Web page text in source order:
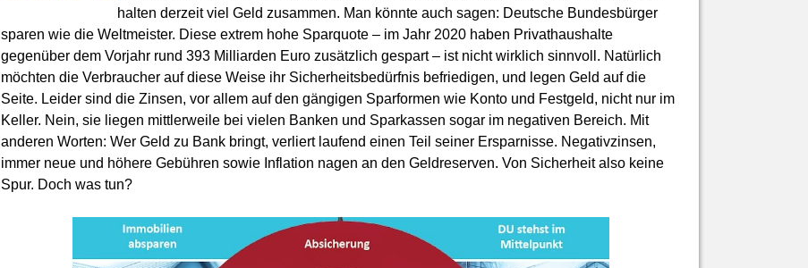
halten derzeit viel Geld zusammen. Man könnte auch sagen: Deutsche Bundesbürger
sparen wie die Weltmeister. Diese extrem hohe Sparquote – im Jahr 2020 haben Privathaushalte
gegenüber dem Vorjahr rund 393 Milliarden Euro zusätzlich gespart – ist nicht wirklich sinnvoll. Natürlich
möchten die Verbraucher auf diese Weise ihr Sicherheitsbedürfnis befriedigen, und legen Geld auf die
Seite. Leider sind die Zinsen, vor allem auf den gängigen Sparformen wie Konto und Festgeld, nicht nur im
Keller. Nein, sie liegen mittlerweile bei vielen Banken und Sparkassen sogar im negativen Bereich. Mit
anderen Worten: Wer Geld zu Bank bringt, verliert laufend einen Teil seiner Ersparnisse. Negativzinsen,
immer neue und höhere Gebühren sowie Inflation nagen an den Geldreserven. Von Sicherheit also keine
Spur. Doch was tun?